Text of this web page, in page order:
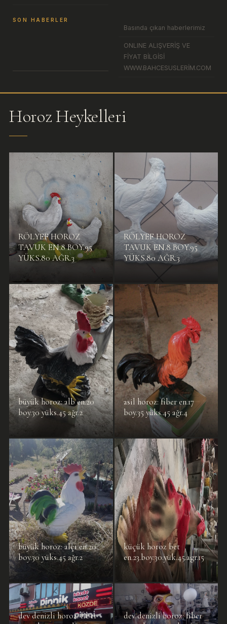
SON HABERLER
Basında çıkan haberlerimiz
ONLINE ALIŞVERİŞ VE
FİYAT BİLGİSİ
WWW.BAHCESUSLERİM.COM
Horoz Heykelleri
RÖLYEF HOROZ
TAVUK EN.8 BOY.95
YÜKS.80 AĞR.3
RÖLYEF HOROZ
TAVUK EN.8 BOY.95
YÜKS.80 AĞR.3
büyük horoz: alb en.20
boy.30 yüks.45 ağr.2
asil horoz: fiber en.17
boy.35 yüks.45 ağr.4
büyük horoz: alçı en.20
boy.30 yüks.45 ağr.2
küçük horoz bet
en.23.boy.30.yük.45.agr.15
dev denizli horoz: fiber
dev denizli horoz: fiber